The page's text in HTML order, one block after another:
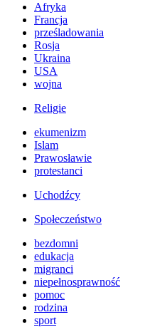
Afryka
Francja
prześladowania
Rosja
Ukraina
USA
wojna
Religie
ekumenizm
Islam
Prawosławie
protestanci
Uchodźcy
Społeczeństwo
bezdomni
edukacja
migranci
niepełnosprawność
pomoc
rodzina
sport